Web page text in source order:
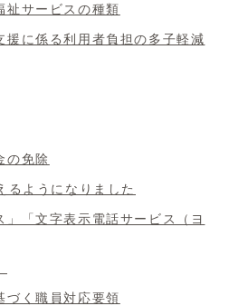
祉サービスの種類
援に係る利用者負担の多子軽減
の免除
るようになりました
」「文字表示電話サービス（ヨ
づく職員対応要領